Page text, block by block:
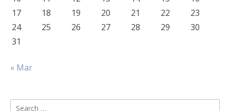
17
18 19 20 21 22
23
24
25 26 27 28 29
30
31
« Mar
Search